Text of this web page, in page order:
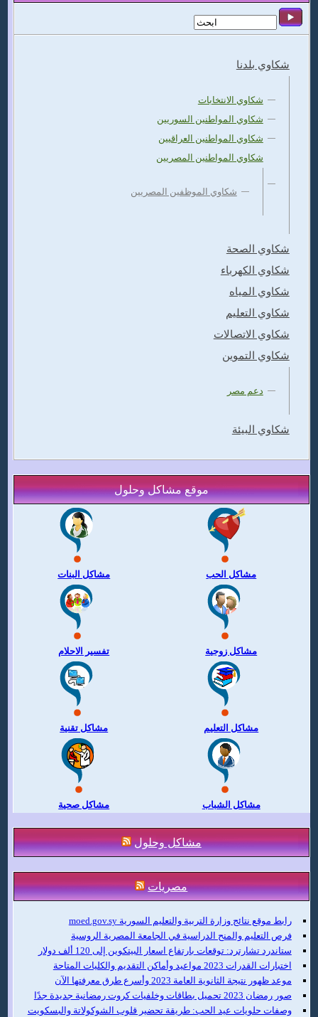
شكاوي بلدنا
شكاوي الانتخابات
شكاوي المواطنين السوريين
شكاوي المواطنين العراقيين
شكاوي المواطنين المصريين
شكاوي الموظفين المصريين
شكاوي الصحة
شكاوي الكهرباء
شكاوي المياه
شكاوي التعليم
شكاوي الاتصالات
شكاوي التموين
دعم مصر
شكاوي البيئة
موقع مشاكل وحلول
مشاكل البنات مشاكل الحب
تفسير الاحلام مشاكل زوجية
مشاكل تقنية مشاكل التعليم
مشاكل صحية مشاكل الشباب
مشاكل وحلول
مصريات
رابط موقع نتائج وزارة التربية والتعليم السورية moed.gov.sy
فرص التعليم والمنح الدراسية في الجامعة المصرية الروسية
ستاندرد تشارترد: توقعات بارتفاع اسعار البيتكوين إلى 120 ألف دولار
اختبارات القدرات 2023 مواعيد وأماكن التقديم والكليات المتاحة
موعد ظهور نتيجة الثانوية العامة 2023 وأسرع طرق معرفتها الآن
صور رمضان 2023 تحميل بطاقات وخلفيات كروت رمضانية جديدة جدًا
وصفات حلويات عيد الحب: طريقة تحضير قلوب الشوكولاتة والبسكويت